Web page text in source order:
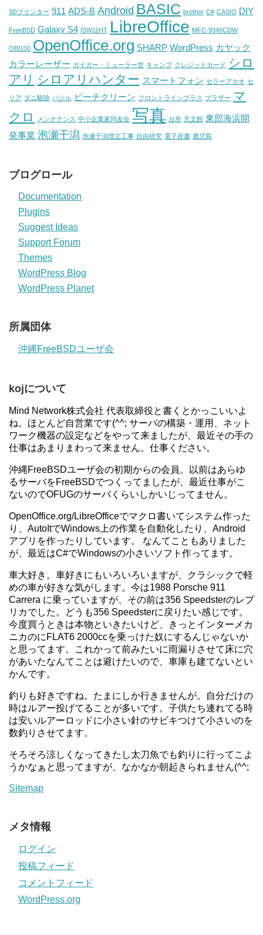
3Dプリンター 911 ADS-B Android BASIC brother C# CASIO DIY
FreeBSD Galaxy S4 ISW11HT LibreOffice MFC-9340CDW
OBI100 OpenOffice.org SHARP WordPress カヤック
カラーレーザー ガイガー・ミューラー管 キャンプ クレジットカード シロ
アリ シロアリハンター スマートフォン セラーアカオ セ
リア ダニ駆除 バジル ビーチクリーン フロントラインプラス ブラザー マ
クロ
メンテナンス 中小企業家同友会 写真 台所 天文館 東部海浜開
発事業 泡瀬干潟 泡瀬干潟埋立工事 自由研究 電子辞書 鹿児島
ブログロール
Documentation
Plugins
Suggest Ideas
Support Forum
Themes
WordPress Blog
WordPress Planet
所属団体
沖縄FreeBSDユーザ会
kojについて
Mind Network株式会社 代表取締役と書くとかっこいいよ
ね。ほとんど自営業です(^^; サーバの構築・運用、ネット
ワーク機器の設定などをやって来ましたが、最近その手の
仕事はあまりまわって来ません。仕事ください。
沖縄FreeBSDユーザ会の初期からの会員。以前はあらゆ
るサーバをFreeBSDでつくってましたが、最近仕事がこ
ないのでOFUGのサーバくらいしかいじってません。
OpenOffice.org/LibreOfficeでマクロ書いてシステム作った
り、AutoItでWindows上の作業を自動化したり、Android
アプリを作ったりしています。 なんてこともありました
が、最近はC#でWindowsの小さいソフト作ってます。
車大好き。車好きにもいろいろいますが、クラシックで軽
めの車が好きな気がします。今は1988 Porsche 911
Carrera に乗っていますが、その前は356 Speedsterのレプ
リカでした。どうも356 Speedsterに戻りたい感じです。
今度買うときは本物といきたいけど、きっとインターメカ
ニカのにFLAT6 2000ccを乗っけた奴にするんじゃないか
と思ってます。これかって前みたいに雨漏りさせて床に穴
があいたなんてことは避けたいので、車庫も建てないとい
かんです。
釣りも好きですね。たまにしか行きませんが。自分だけの
時はルアー投げてることが多いです。子供たち連れてる時
は安いルアーロッドに小さい針のサビキつけて小さいのを
数釣りさせてます。
そろそろ涼しくなってきたし太刀魚でも釣りに行ってこよ
うかなぁと思ってますが、なかなか朝起きられません(^^;
Sitemap
メタ情報
ログイン
投稿フィード
コメントフィード
WordPress.org